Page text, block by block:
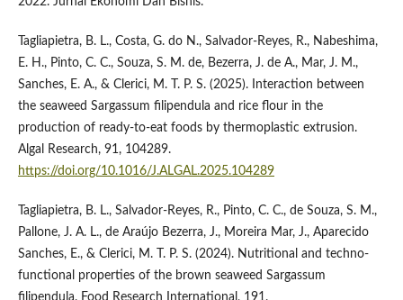
Tagliapietra, B. L., Costa, G. do N., Salvador-Reyes, R., Nabeshima,
E. H., Pinto, C. C., Souza, S. M. de, Bezerra, J. de A., Mar, J. M.,
Sanches, E. A., & Clerici, M. T. P. S. (2025). Interaction between
the seaweed Sargassum filipendula and rice flour in the
production of ready-to-eat foods by thermoplastic extrusion.
Algal Research, 91, 104289.
https://doi.org/10.1016/J.ALGAL.2025.104289
Tagliapietra, B. L., Salvador-Reyes, R., Pinto, C. C., de Souza, S. M.,
Pallone, J. A. L., de Araújo Bezerra, J., Moreira Mar, J., Aparecido
Sanches, E., & Clerici, M. T. P. S. (2024). Nutritional and techno-
functional properties of the brown seaweed Sargassum